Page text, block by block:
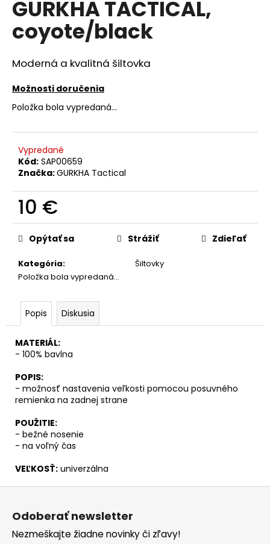
GURKHA TACTICAL,
coyote/black
Moderná a kvalitná šiltovka
Možnosti doručenia
Položka bola vypredaná…
Vypredané
Kód: SAP00659
Značka:GURKHA Tactical
10 €
Jednotková
cena:
Kategória:
Šiltovky
Položka bola vypredaná…
Opýtať sa Strážiť Zdieľať
Popis Diskusia
MATERIÁL:
- 100% bavlna
POPIS:
- možnosť nastavenia veľkosti pomocou posuvného
remienka na zadnej strane
POUŽITIE:
- bežné nosenie
- na voľný čas
VEĽKOSŤ: univerzálna
á
j
ť
O
d
p
o
ú
č
a
m
Z
Odoberať newsletter
Nezmeškajte žiadne novinky či zľavy!